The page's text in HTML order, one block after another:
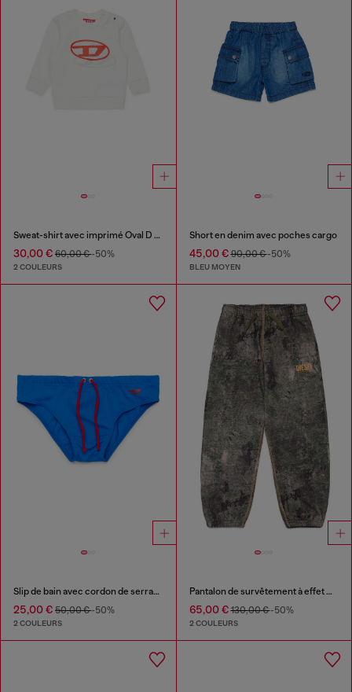
Sweat-shirt avec imprimé Oval D en ombre
30,00 € 60,00 €-50%
2 COULEURS
Short en denim avec poches cargo
45,00 €90,00 €-50%
BLEU MOYEN
Slip de bain avec cordon de serrage ajustable
25,00 € 50,00 €-50%
2 COULEURS
Pantalon de survêtement à effet marbré intégral
65,00 €130,00 €-50%
2 COULEURS